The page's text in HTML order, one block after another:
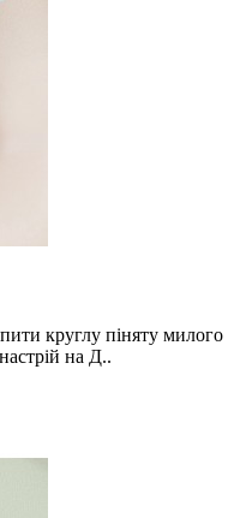
круглу піняту милого
на Д..